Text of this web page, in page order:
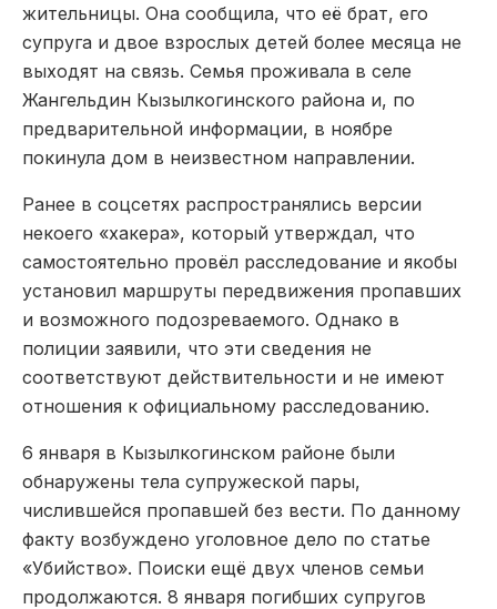
жительницы. Она сообщила, что её брат, его
супруга и двое взрослых детей более месяца не
выходят на связь. Семья проживала в селе
Жангельдин Кызылкогинского района и, по
предварительной информации, в ноябре
покинула дом в неизвестном направлении.
Ранее в соцсетях распространялись версии
некоего «хакера», который утверждал, что
самостоятельно провёл расследование и якобы
установил маршруты передвижения пропавших
и возможного подозреваемого. Однако в
полиции заявили, что эти сведения не
соответствуют действительности и не имеют
отношения к официальному расследованию.
6 января в Кызылкогинском районе были
обнаружены тела супружеской пары,
числившейся пропавшей без вести. По данному
факту возбуждено уголовное дело по статье
«Убийство». Поиски ещё двух членов семьи
продолжаются. 8 января погибших супругов